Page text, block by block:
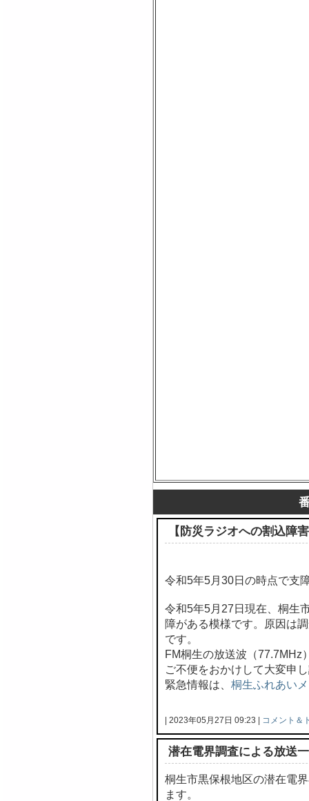
【防災ラジオへの割込障
令和5年5月30日の時点で支
令和5年5月27日現在、桐生
障がある模様です。原因は
です。
FM桐生の放送波（77.7MHz
ご不便をおかけして大変申
緊急情報は、 桐生ふれあい
| 2023年05月27日 09:23 | コメント＆
潜在電界調査による放送
桐生市黒保根地区の潜在電
ます。